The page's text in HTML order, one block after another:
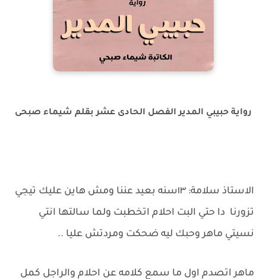
رواية حبيبي المدير الفصل الحادى عشر بقلم شيماء صبحى
الاستاذ سلامة: ١٣سنه بعيد عننا ومش هاين عليك تيجي
تزورنا دا حتي البت احلام اتخطبت ولما سالتها انتي
نسيتي ماهر وحبك ليه ضحكت ومردتش عليا ..
ماهر اتصدم اول ما سمع كلامه عن احلام والراجل كمل